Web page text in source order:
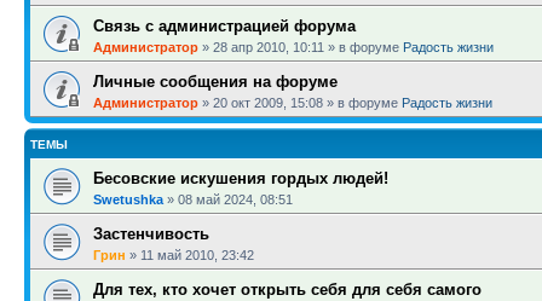
Связь с администрацией форума
Администратор » 28 апр 2010, 10:11 » в форуме Радость жизни
Личные сообщения на форуме
Администратор » 20 окт 2009, 15:08 » в форуме Радость жизни
ТЕМЫ
Бесовские искушения гордых людей!
Swetushka » 08 май 2024, 08:51
Застенчивость
Грин » 11 май 2010, 23:42
Для тех, кто хочет открыть себя для себя самого